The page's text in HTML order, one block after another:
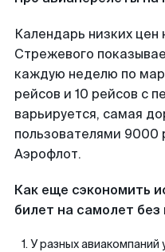
Календарь низких цен
Стрежевого
каждую неделю по
рейсов и 10 рейсов с
варьируется, самая
пользователями 9000
Аэрофлот.
Как еще сэкономить
билет на самолет без
У разных авиакомпаний